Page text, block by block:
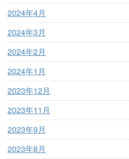
2024年4月
2024年3月
2024年2月
2024年1月
2023年12月
2023年11月
2023年9月
2023年8月